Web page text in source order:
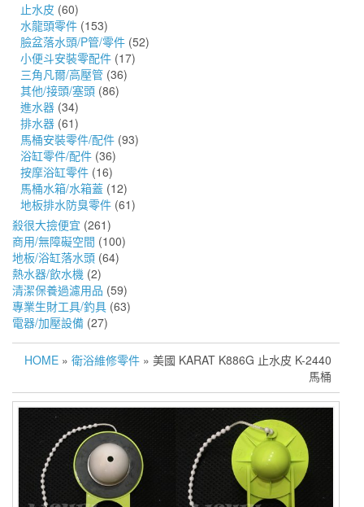
止水皮 (60)
水龍頭零件 (153)
臉盆落水頭/P管/零件 (52)
小便斗安裝零配件 (17)
三角凡爾/高壓管 (36)
其他/接頭/塞頭 (86)
進水器 (34)
排水器 (61)
馬桶安裝零件/配件 (93)
浴缸零件/配件 (36)
按摩浴缸零件 (16)
馬桶水箱/水箱蓋 (12)
地板排水防臭零件 (61)
殺很大撿便宜 (261)
商用/無障礙空間 (100)
地板/浴缸落水頭 (64)
熱水器/飲水機 (2)
清潔保養過濾用品 (59)
專業生財工具/釣具 (63)
電器/加壓設備 (27)
HOME » 衛浴維修零件 » 美國 KARAT K886G 止水皮 K-2440
馬桶